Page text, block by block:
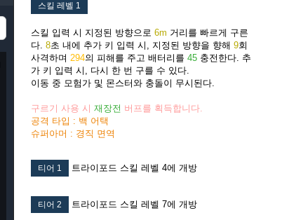
스킬 레벨 1
스킬 입력 시 지정된 방향으로 6m 거리를 빠르게 구른
다. 8초 내에 추가 키 입력 시, 지정된 방향을 향해 9회
사격하며 294의 피해를 주고 배터리를 45 충전한다. 추
가 키 입력 시, 다시 한 번 구를 수 있다.
이동 중 모험가 및 몬스터와 충돌이 무시된다.
구르기 사용 시 재장전 버프를 획득합니다.
공격 타입 : 백 어택
슈퍼아머 : 경직 면역
티어 1 트라이포드 스킬 레벨 4에 개방
티어 2 트라이포드 스킬 레벨 7에 개방